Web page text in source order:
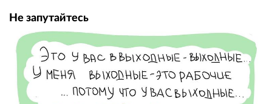
Не запутайтесь